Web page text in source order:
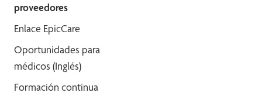
proveedores
Enlace EpicCare
Oportunidades para
médicos (Inglés)
Formación continua